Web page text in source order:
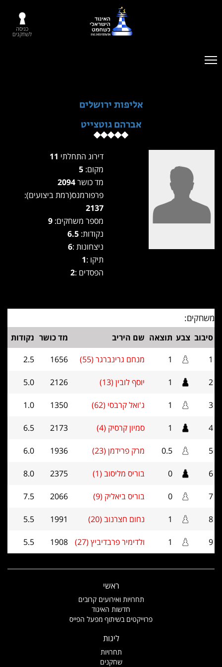
כניסה
לשחקנים
אליפות ירושלים
אברהם גוטצייט
דירוג התחלתי
מקום:
מד כושר
פרפורמנס(רמת ביצועים):
2137
מספר משחקים:
נקודות: 6.5
ניצחונות :6
תיקו :1
הפסדים :2
משחקים:
סיבוב צבע תוצאה שם היריב מד כושר נקודות
1
1 מנחם גרינברגר (55) 1656
2.5
2
1 יוסף לובין (13) 2126
5.0
3
1 ג'ואל קרבסי (62) 1350
1.0
4
1 סמיון קרסיק (4) 2173
6.5
5
0.5 מרק פרידמן (23) 1936
6.0
6
0 בוריס מליסוב (1) 2375
8.0
7
0 בוריס ביאליק (9) 2066
7.5
8
1 נחום חצרנוב (20) 1991
5.5
9
1 ולדימיר פרבדיביץ (27) 1908
5.5
ראשי
תחרויות ואירועים קרובים
חדשות האיגוד
פרוייקטים בשיתוף מפעל הפייס
ליגות
תחרויות
שחקנים